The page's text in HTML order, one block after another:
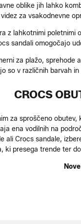
oblike jih lahko
za vsakodnevne
z lahkotnimi poletnimi
sandali omogočajo
za plažo,
so v različnih barvah
CROCS
za sproščeno
ena vodilnih na
ali Crocs sandale,
ki presega trende ter